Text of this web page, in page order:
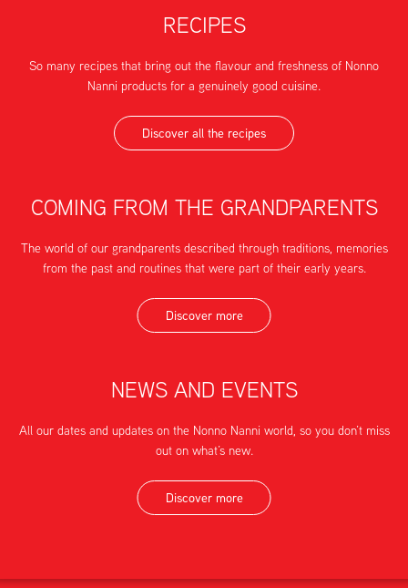
RECIPES
So many recipes that bring out the flavour and freshness of Nonno
Nanni products for a genuinely good cuisine.
Discover all the recipes
COMING FROM THE GRANDPARENTS
The world of our grandparents described through traditions, memories
from the past and routines that were part of their early years.
Discover more
NEWS AND EVENTS
All our dates and updates on the Nonno Nanni world, so you don’t miss
out on what’s new.
Discover more